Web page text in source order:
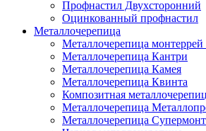
Профнастил Двухсторонний
Оцинкованный профнастил
Металлочерепица
Металлочерепица монтеррей
Металлочерепица Кантри
Металлочерепица Камея
Металлочерепица Квинта
Композитная
Металлочерепица
Металлочерепица